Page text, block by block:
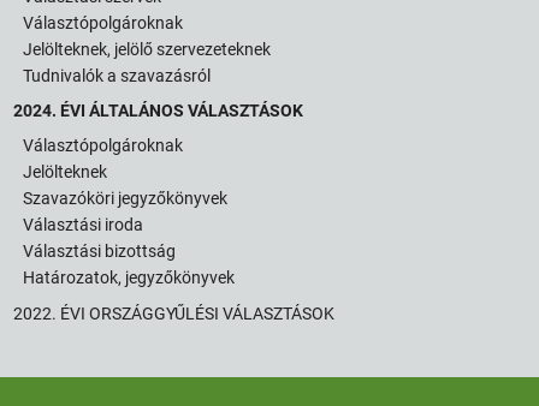
Választópolgároknak
Jelölteknek, jelölő szervezeteknek
Tudnivalók a szavazásról
2024. ÉVI ÁLTALÁNOS VÁLASZTÁSOK
Választópolgároknak
Jelölteknek
Szavazóköri jegyzőkönyvek
Választási iroda
Választási bizottság
Határozatok, jegyzőkönyvek
2022. ÉVI ORSZÁGGYŰLÉSI VÁLASZTÁSOK